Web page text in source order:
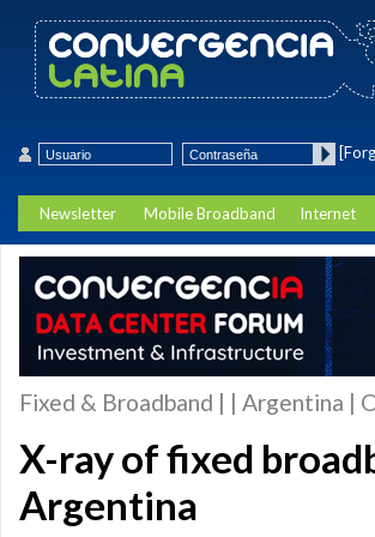
Newsletter Mobile Broadband Internet
Fixed & Broadband | | Argentina |
X-ray of fixed
Argentina